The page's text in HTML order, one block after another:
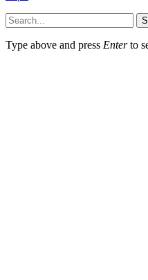
Type above and press Enterto